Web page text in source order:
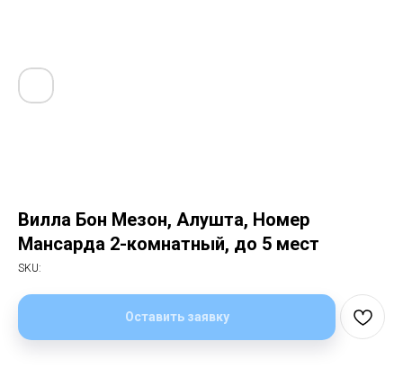
Вилла Бон Мезон, Алушта, Номер
Мансарда 2-комнатный, до 5 мест
SKU:
Оставить заявку